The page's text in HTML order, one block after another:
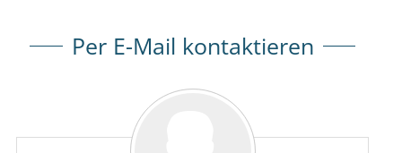
Per E-Mail kontaktieren